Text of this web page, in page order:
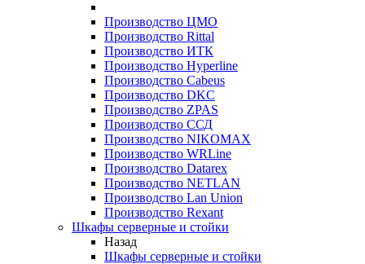
Производство ЦМО
Производство Rittal
Производство ИТК
Производство Hyperline
Производство Cabeus
Производство DKC
Производство ZPAS
Производство ССД
Производство NIKOMAX
Производство WRLine
Производство Datarex
Производство NETLAN
Производство Lan Union
Производство Rexant
Шкафы серверные и стойки
Назад
Шкафы серверные и стойки